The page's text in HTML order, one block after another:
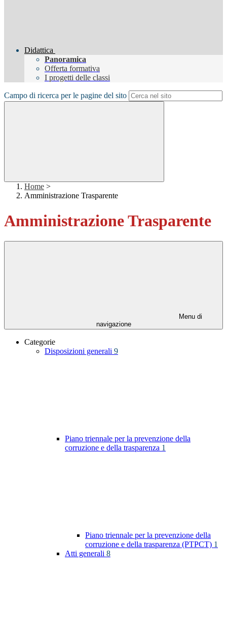
Didattica
Panoramica
Offerta formativa
I progetti delle classi
Campo di ricerca per le pagine del sito
Home >
Amministrazione Trasparente
Amministrazione Trasparente
Menu di
navigazione
Categorie
Disposizioni generali 9
Piano triennale per la prevenzione della
corruzione e della trasparenza 1
Piano triennale per la prevenzione della
corruzione e della trasparenza (PTPCT) 1
Atti generali 8